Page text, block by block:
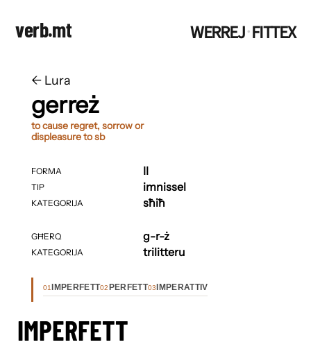
verb.mt WERREJ·FITTEX
← ​​Lura
gerreż
to cause regret, sorrow or
displeasure to sb
FORMA
TIP
KATEGORIJA
GĦERQ
KATEGORIJA
II
imnissel
sħiħ
g-r-ż
trilitteru
01 IMPERFETT02 PERFETT03 IMPERATTIV
IMPERFETT